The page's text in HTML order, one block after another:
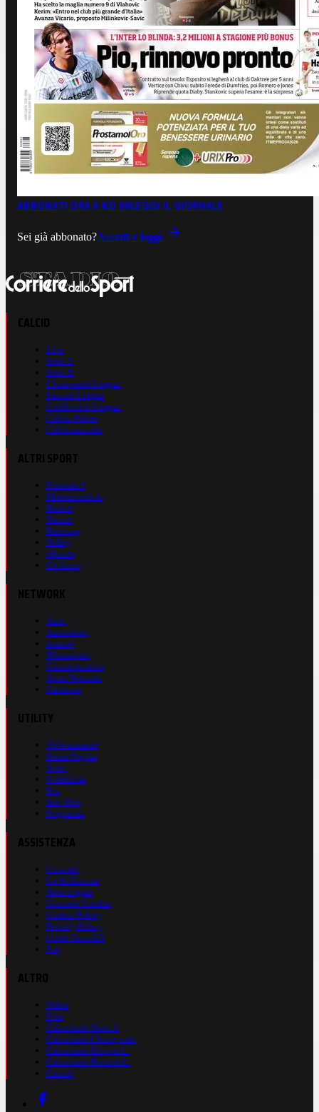
ABBONATI ORA A €0,99LEGGI IL GIORNALE
Sei già abbonato?Accedi e leggi
Live
Serie A
Serie B
Champions League
Europa League
Conference League
Calcio Estero
Calciomercato
Formula 1
Motomondiale
Basket
Tennis
Running
Volley
eSports
Ciclismo
Auto
Autosprint
Inmoto
Motosprint
Guerinsportivo
Sport Network
Fantacup
Abbonamenti
Prima Pagina
Store
Pubblicità
Rss
Site Map
Registrati
Contatti
La Redazione
Nota Legale
Gestione Cookie
Cookie Policy
Privacy Policy
Cond. Generali
Faq
Video
Foto
Calendario Serie A
Calendario Champions
Calendario Europa L.
Calendario Premier L.
Casinò